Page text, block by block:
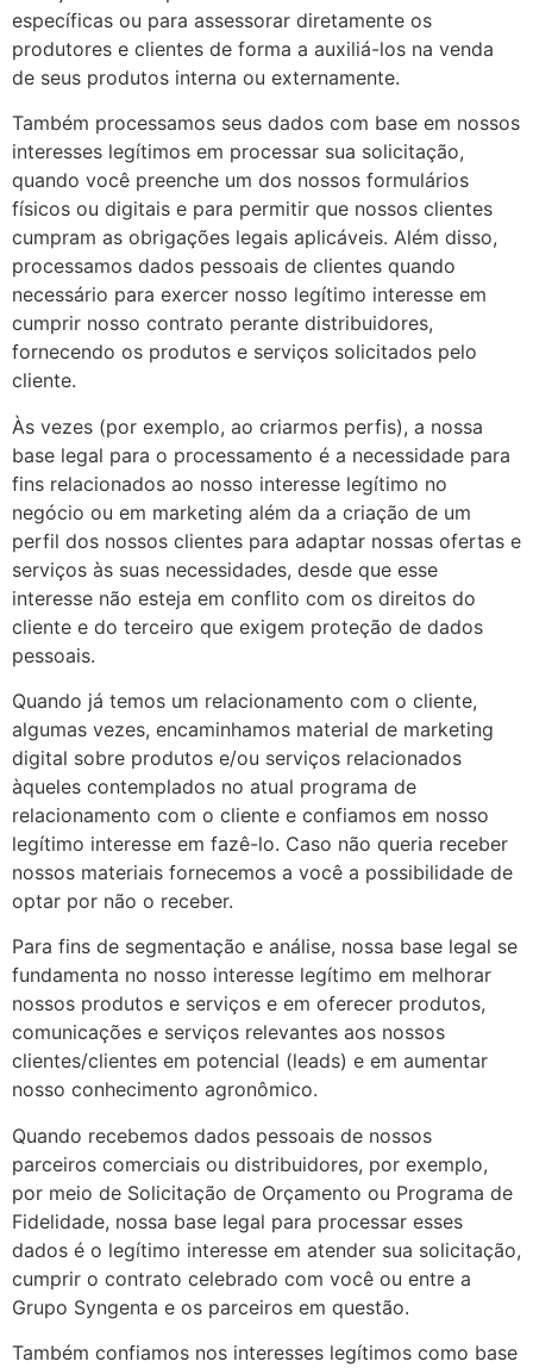
específicas ou para assessorar diretamente os
produtores e clientes de forma a auxiliá-los na venda
de seus produtos interna ou externamente.
Também processamos seus dados com base em nossos
interesses legítimos em processar sua solicitação,
quando você preenche um dos nossos formulários
físicos ou digitais e para permitir que nossos clientes
cumpram as obrigações legais aplicáveis. Além disso,
processamos dados pessoais de clientes quando
necessário para exercer nosso legítimo interesse em
cumprir nosso contrato perante distribuidores,
fornecendo os produtos e serviços solicitados pelo
cliente.
Às vezes (por exemplo, ao criarmos perfis), a nossa
base legal para o processamento é a necessidade para
fins relacionados ao nosso interesse legítimo no
negócio ou em marketing além da a criação de um
perfil dos nossos clientes para adaptar nossas ofertas e
serviços às suas necessidades, desde que esse
interesse não esteja em conflito com os direitos do
cliente e do terceiro que exigem proteção de dados
pessoais.
Quando já temos um relacionamento com o cliente,
algumas vezes, encaminhamos material de marketing
digital sobre produtos e/ou serviços relacionados
àqueles contemplados no atual programa de
relacionamento com o cliente e confiamos em nosso
legítimo interesse em fazê-lo. Caso não queria receber
nossos materiais fornecemos a você a possibilidade de
optar por não o receber.
Para fins de segmentação e análise, nossa base legal se
fundamenta no nosso interesse legítimo em melhorar
nossos produtos e serviços e em oferecer produtos,
comunicações e serviços relevantes aos nossos
clientes/clientes em potencial (leads) e em aumentar
nosso conhecimento agronômico.
Quando recebemos dados pessoais de nossos
parceiros comerciais ou distribuidores, por exemplo,
por meio de Solicitação de Orçamento ou Programa de
Fidelidade, nossa base legal para processar esses
dados é o legítimo interesse em atender sua solicitação,
cumprir o contrato celebrado com você ou entre a
Grupo Syngenta e os parceiros em questão.
Também confiamos nos interesses legítimos como base